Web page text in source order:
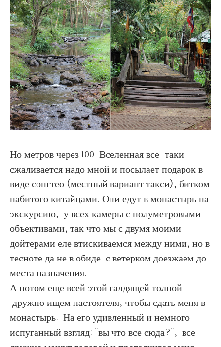
Но метров через 100 Вселенная все-таки
сжаливается надо мной и посылает подарок в
виде сонгтео (местный вариант такси), битком
набитого китайцами. Они едут в монастырь на
экскурсию, у всех камеры с полуметровыми
объективами, так что мы с двумя моими
дойтерами еле втискиваемся между ними, но в
тесноте да не в обиде с ветерком доезжаем до
места назначения.
А потом еще всей этой галдящей толпой
дружно ищем настоятеля, чтобы сдать меня в
монастырь. На его удивленный и немного
испуганный взгляд: "вы что все сюда?", все